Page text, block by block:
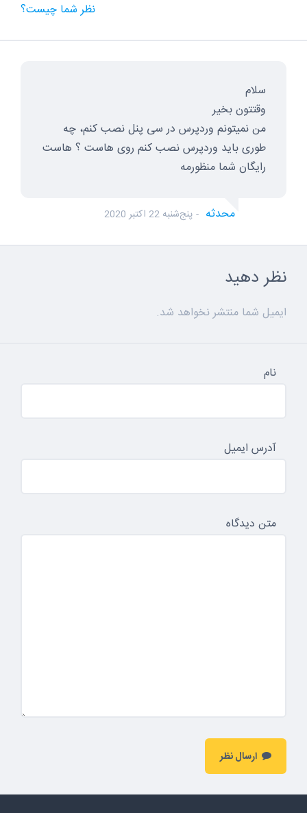
نظر شما چیست؟
سلام
وقتتون بخیر
من نمیتونم وردپرس در سی پنل نصب کنم، چه
طوری باید وردپرس نصب کنم روی هاست ؟ هاست
رایگان شما منظورمه
محدثه پنج‌شنبه 22 اکتبر 2020
نظر دهید
ایمیل شما منتشر نخواهد شد.
نام
آدرس ایمیل
متن دیدگاه
ارسال نظر